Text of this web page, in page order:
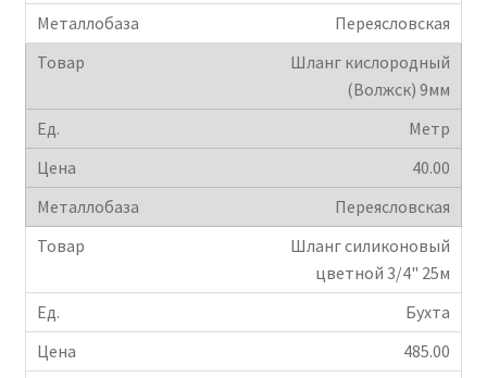
Переясловская
Шланг кислородный
(Волжск) 9мм
Метр
40.00
Переясловская
Шланг силиконовый
цветной 3/4" 25м
Бухта
485.00